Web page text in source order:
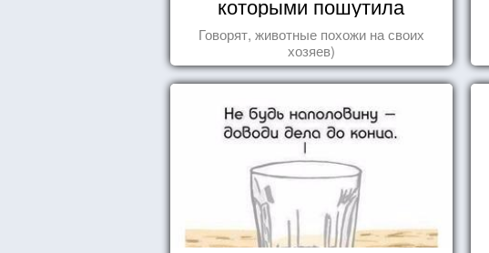
которыми пошутила
природа
Говорят, животные похожи на своих
хозяев)